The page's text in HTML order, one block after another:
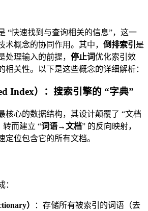
“快速找到与查询相关的信息”，这一
术概念的协同作用。其中， 倒排索引 是
处理输入的前提， 停止词优化索引效
相关性。以下是这些概念的详细解析：
Index）：搜索引擎的 “字典”
核心的数据结构，其设计颠覆了 “文档
而建立 “词语→文档” 的反向映射，
定位包含它的所有文档。
：
）
：存储所有被索引的词语（去